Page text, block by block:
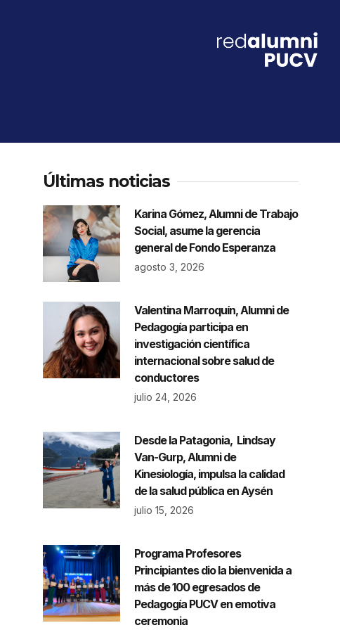
Últimas noticias
Karina Gómez, Alumni de Trabajo
Social, asume la gerencia
general de Fondo Esperanza
agosto 3, 2026
Valentina Marroquín, Alumni de
Pedagogía participa en
investigación científica
internacional sobre salud de
conductores
julio 24, 2026
Desde la Patagonia, Lindsay
Van-Gurp, Alumni de
Kinesiología, impulsa la calidad
de la salud pública en Aysén
julio 15, 2026
Programa Profesores
Principiantes dio la bienvenida a
más de 100 egresados de
Pedagogía PUCV en emotiva
ceremonia